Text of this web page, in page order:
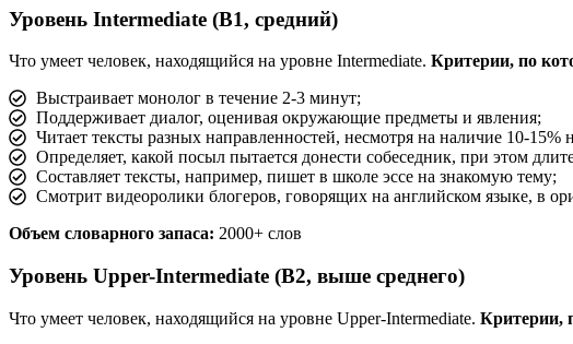
Уровень Intermediate (B1, средний)
Что умеет человек, находящийся на уровне Intermediate. Критерии, по
Выстраивает монолог в течение 2-3 минут;
Поддерживает диалог, оценивая окружающие предметы и явления;
Читает тексты разных направленностей, несмотря на наличие 10-15%
Определяет, какой посыл пытается донести собеседник, при этом
Составляет тексты, например, пишет в школе эссе на знакомую тему;
Смотрит видеоролики блогеров, говорящих на английском языке, в
Объем словарного запаса: 2000+ слов
Уровень Upper-Intermediate (B2, выше среднего)
Что умеет человек, находящийся на уровне Upper-Intermediate. Критерии,